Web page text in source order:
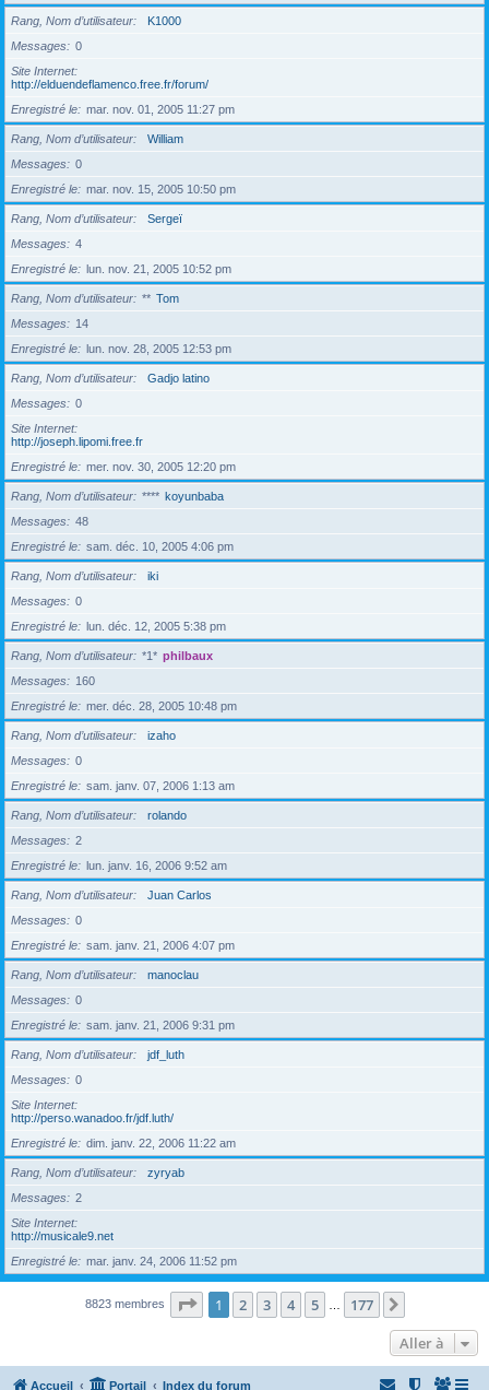
Rang, Nom d’utilisateur
K1000
Messages
0
Site Internet
http://elduendeflamenco.free.fr/forum/
Enregistré le
mar. nov. 01, 2005 11:27 pm
Rang, Nom d’utilisateur
William
Messages
0
Enregistré le
mar. nov. 15, 2005 10:50 pm
Rang, Nom d’utilisateur
Sergeï
Messages
4
Enregistré le
lun. nov. 21, 2005 10:52 pm
Rang, Nom d’utilisateur ** Tom
Messages
14
Enregistré le
lun. nov. 28, 2005 12:53 pm
Rang, Nom d’utilisateur
Gadjo latino
Messages
0
Site Internet
http://joseph.lipomi.free.fr
Enregistré le
mer. nov. 30, 2005 12:20 pm
Rang, Nom d’utilisateur **** koyunbaba
Messages
48
Enregistré le
sam. déc. 10, 2005 4:06 pm
Rang, Nom d’utilisateur
iki
Messages
0
Enregistré le
lun. déc. 12, 2005 5:38 pm
Rang, Nom d’utilisateur *1* philbaux
Messages
160
Enregistré le
mer. déc. 28, 2005 10:48 pm
Rang, Nom d’utilisateur
izaho
Messages
0
Enregistré le
sam. janv. 07, 2006 1:13 am
Rang, Nom d’utilisateur
rolando
Messages
2
Enregistré le
lun. janv. 16, 2006 9:52 am
Rang, Nom d’utilisateur
Juan Carlos
Messages
0
Enregistré le
sam. janv. 21, 2006 4:07 pm
Rang, Nom d’utilisateur
manoclau
Messages
0
Enregistré le
sam. janv. 21, 2006 9:31 pm
Rang, Nom d’utilisateur
jdf_luth
Messages
0
Site Internet
http://perso.wanadoo.fr/jdf.luth/
Enregistré le
dim. janv. 22, 2006 11:22 am
Rang, Nom d’utilisateur
zyryab
Messages
2
Site Internet
http://musicale9.net
Enregistré le
mar. janv. 24, 2006 11:52 pm
8823 membres Page 1sur177
1 2 3 4 5 177
Aller à
Accueil Portail Index du forum